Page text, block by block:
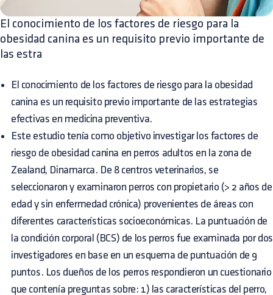
El conocimiento de los factores de riesgo para la
obesidad canina es un requisito previo importante de
las estra
El conocimiento de los factores de riesgo para la obesidad
canina es un requisito previo importante de las estrategias
efectivas en medicina preventiva.
Este estudio tenía como objetivo investigar los factores de
riesgo de obesidad canina en perros adultos en la zona de
Zealand, Dinamarca. De 8 centros veterinarios, se
seleccionaron y examinaron perros con propietario (> 2 años de
edad y sin enfermedad crónica) provenientes de áreas con
diferentes características socioeconómicas. La puntuación de
la condición corporal (BCS) de los perros fue examinada por dos
investigadores en base en un esquema de puntuación de 9
puntos. Los dueños de los perros respondieron un cuestionario
que contenía preguntas sobre: ​​1) las características del perro,